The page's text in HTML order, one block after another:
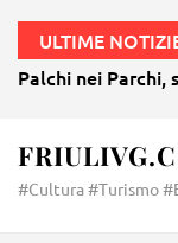
ULTIME
Palchi nei
#Cultura #Turismo